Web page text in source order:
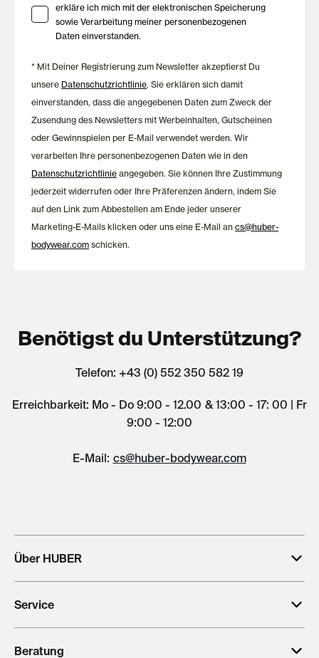
erkläre ich mich mit der elektronischen Speicherung
sowie Verarbeitung meiner personenbezogenen
Daten einverstanden.
* Mit Deiner Registrierung zum Newsletter akzeptierst Du
unsere Datenschutzrichtlinie. Sie erklären sich damit
einverstanden, dass die angegebenen Daten zum Zweck der
Zusendung des Newsletters mit Werbeinhalten, Gutscheinen
oder Gewinnspielen per E-Mail verwendet werden. Wir
verarbeiten Ihre personenbezogenen Daten wie in den
Datenschutzrichtlinie angegeben. Sie können Ihre Zustimmung
jederzeit widerrufen oder Ihre Präferenzen ändern, indem Sie
auf den Link zum Abbestellen am Ende jeder unserer
Marketing-E-Mails klicken oder uns eine E-Mail ancs@huber-
bodywear.com schicken.
Benötigst du Unterstützung?
Telefon: +43 (0) 552 350 582 19
Erreichbarkeit: Mo - Do 9:00 - 12.00 & 13:00 - 17: 00 | Fr
9:00 - 12:00
E-Mail: cs@huber-bodywear.com
Über HUBER
Service
Beratung